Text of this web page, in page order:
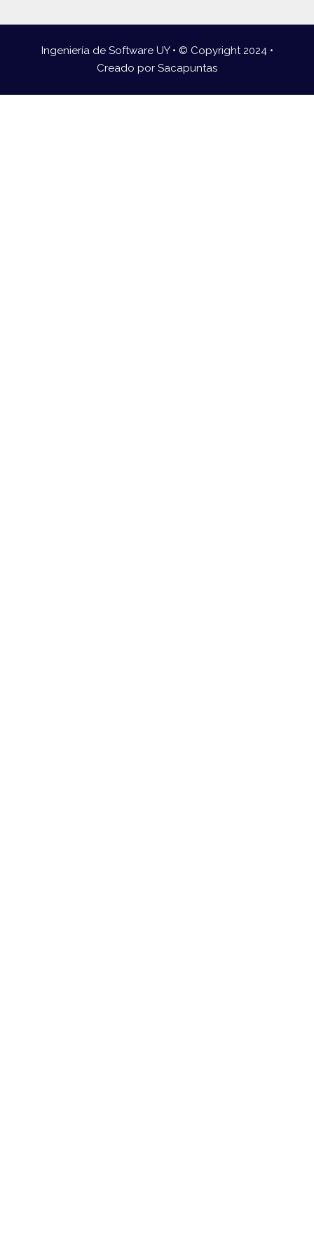
Ingeniería de Software UY • © Copyright 2024 •
Creado por Sacapuntas